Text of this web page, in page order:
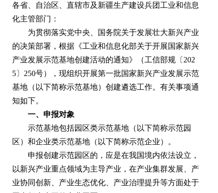
各省、自治区、直辖市及新疆生产建设兵团工业和信息
化主管部门：
为贯彻落实党中央、国务院关于发展壮大新兴产业
的决策部署，根据《工业和信息化部关于开展国家新兴
产业发展示范基地创建活动的通知》（工信部规〔202
5〕250号），现组织开展第一批国家新兴产业发展示范
基地（以下简称示范基地）创建遴选工作。有关事项通
知如下。
一、申报对象
示范基地包括园区类示范基地（以下简称示范园
区）和企业类示范基地（以下简称示范企业）。
申报创建示范园区的，应是在我国境内依法设立，
以新兴产业重点领域为主导产业，在产业集群发展、产
业协同创新、产业生态优化、产业治理提升等方面处于